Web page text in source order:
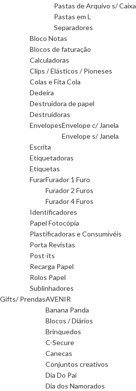
Pastas de Arquivo s/ Caixa
Pastas em L
Separadores
Bloco Notas
Blocos de faturação
Calculadoras
Clips / Elásticos / Pioneses
Colas e Fita Cola
Dedeira
Destruidora de papel
Destruidoras
EnvelopesEnvelope c/ Janela
Envelope s/ Janela
Escrita
Etiquetadoras
Etiquetas
FurarFurador 1 Furo
Furador 2 Furos
Furador 4 Furos
Identificadores
Papel Fotocópia
Plastificadoras e Consumivéis
Porta Revistas
Post-its
Recarga Papel
Rolos Papel
Sublinhadores
Gifts/ PrendasAVENIR
Banana Panda
Blocos / Diários
Brinquedos
C-Secure
Canecas
Conjuntos creativos
Dia Do Pai
Dia dos Namorados